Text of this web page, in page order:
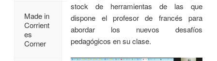
stock de herramientas de las que
dispone el profesor de francés para
abordar los nuevos desafíos
pedagógicos en su clase.
Made in
Corrient
es
Corner